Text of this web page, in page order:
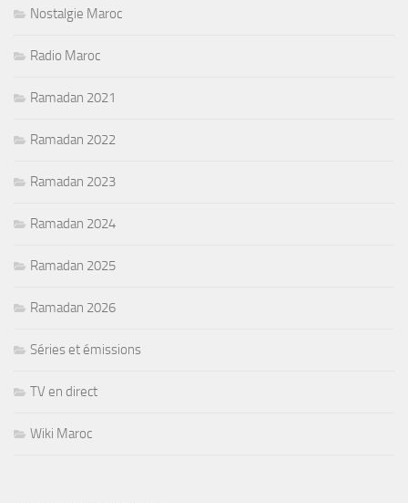
Nostalgie Maroc
Radio Maroc
Ramadan 2021
Ramadan 2022
Ramadan 2023
Ramadan 2024
Ramadan 2025
Ramadan 2026
Séries et émissions
TV en direct
Wiki Maroc